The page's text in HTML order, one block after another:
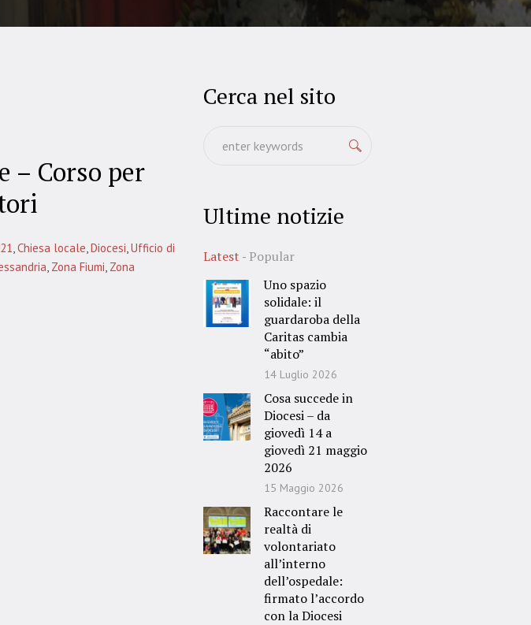
– Corso per
,Chiesa locale,Diocesi,Ufficio di
, Zona Fiumi, Zona
Cerca nel sito
Ultime notizie
Latest
Popular
Uno spazio
solidale: il
guardaroba della
Caritas cambia
“abito”
14 Luglio 2026
Cosa succede in
Diocesi – da
giovedì 14 a
giovedì 21 maggio
2026
15 Maggio 2026
Raccontare le
realtà di
volontariato
all’interno
dell’ospedale:
firmato l’accordo
con la Diocesi